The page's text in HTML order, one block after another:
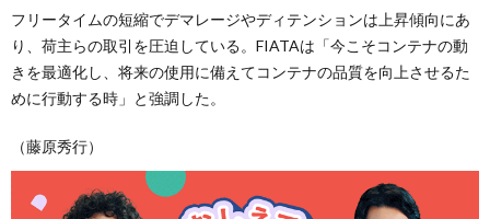
フリータイムの短縮でデマレージやディテンションは上昇傾向にあ
り、荷主らの取引を圧迫している。FIATAは「今こそコンテナの動
きを最適化し、将来の使用に備えてコンテナの品質を向上させるた
めに行動する時」と強調した。
（藤原秀行）